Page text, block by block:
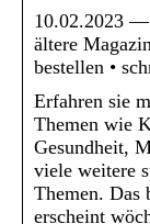
10.02.2023 —
ältere
bestellen •
Erfahren sie
Themen wie
Gesundheit,
viele weitere
Themen.
erscheint